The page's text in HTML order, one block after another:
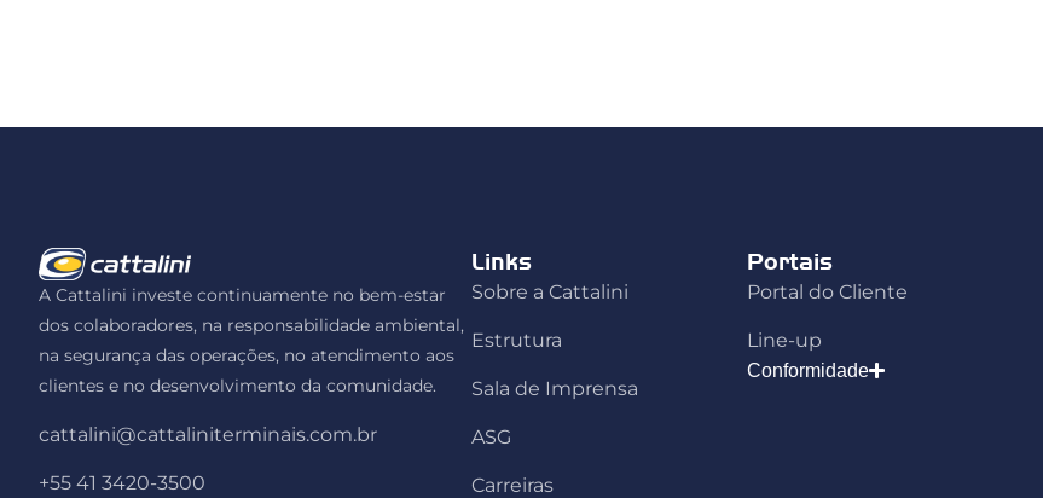
A Cattalini investe continuamente no bem-estar
dos colaboradores, na responsabilidade ambiental,
na segurança das operações, no atendimento aos
clientes e no desenvolvimento da comunidade.
cattalini@cattaliniterminais.com.br
+55 41 3420-3500
Links
Sobre a Cattalini
Estrutura
Sala de Imprensa
ASG
Carreiras
Portais
Portal do Cliente
Line-up
Conformidade